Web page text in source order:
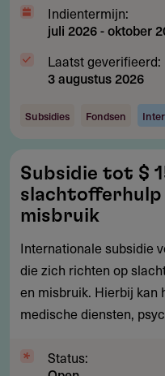
Indientermijn:
juli 2026-oktober
Laatst geverifieerd:
3 augustus 2026
Subsidies Fondsen
tot
$
150.000
voor
slachtofferhulp
bij
seksueel
Subsidie tot $
slachtofferhulp
misbruik
Internationale subsidie
die zich richten op
en misbruik. Hierbij kan
medische diensten,
Status: